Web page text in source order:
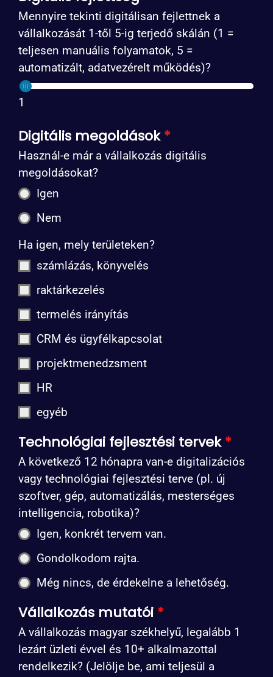
Mennyire tekinti digitálisan fejlettnek a
vállalkozását 1-től 5-ig terjedő skálán (1 =
teljesen manuális folyamatok, 5 =
automatizált, adatvezérelt működés)?
1
Digitális megoldások*
Használ-e már a vállalkozás digitális
megoldásokat?
Igen
Nem
Ha igen, mely területeken?
számlázás, könyvelés
raktárkezelés
termelés irányítás
CRM és ügyfélkapcsolat
projektmenedzsment
HR
egyéb
Technológiai fejlesztési tervek*
A következő 12 hónapra van-e digitalizációs
vagy technológiai fejlesztési terve (pl. új
szoftver, gép, automatizálás, mesterséges
intelligencia, robotika)?
Igen, konkrét tervem van.
Gondolkodom rajta.
Még nincs, de érdekelne a lehetőség.
Vállalkozás mutatói *
A vállalkozás magyar székhelyű, legalább 1
lezárt üzleti évvel és 10+ alkalmazottal
rendelkezik? (Jelölje be, ami teljesül a